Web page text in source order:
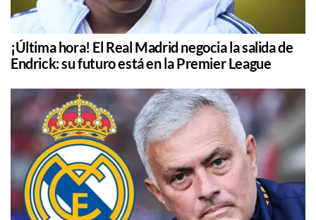
¡Última hora! El Real Madrid negocia la salida de
Endrick: su futuro está en la Premier League